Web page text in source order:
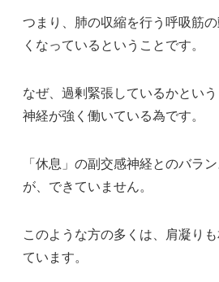
つまり、肺の収縮を行う呼吸筋
くなっているということです。
なぜ、過剰緊張しているかとい
神経が強く働いている為です。
「休息」の副交感神経とのバラ
が、できていません。
このような方の多くは、肩凝り
ています。